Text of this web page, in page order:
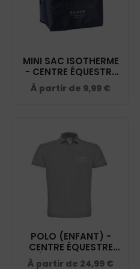
MINI SAC ISOTHERME
- CENTRE ÉQUESTRE
RÉGIONAL RENEN
DUJARDIN - NAVY -
À partir de 9,99 €
POLO (ENFANT) -
CENTRE ÉQUESTRE
RÉGIONAL RENEN
À partir de 24,99 €